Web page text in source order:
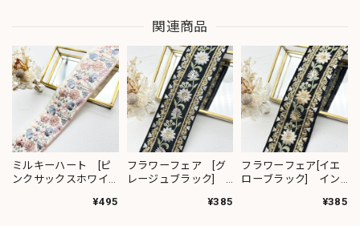
関連商品
ミルキーハート [ピ
ンクサックスホワイ
¥495
フラワーフェア [グ
レージュブラック]
¥385
フラワーフェア[イエ
ローブラック] イン
¥385